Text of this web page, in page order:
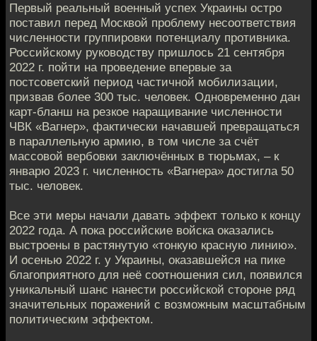
Первый реальный военный успех Украины остро
поставил перед Москвой проблему несоответствия
численности группировки потенциалу противника.
Российскому руководству пришлось 21 сентября
2022 г. пойти на проведение впервые за
постсоветский период частичной мобилизации,
призвав более 300 тыс. человек. Одновременно дан
карт-бланш на резкое наращивание численности
ЧВК «Вагнер», фактически начавшей превращаться
в параллельную армию, в том числе за счёт
массовой вербовки заключённых в тюрьмах, – к
январю 2023 г. численность «Вагнера» достигла 50
тыс. человек.
Все эти меры начали давать эффект только к концу
2022 года. А пока российские войска оказались
выстроены в растянутую «тонкую красную линию».
И осенью 2022 г. у Украины, оказавшейся на пике
благоприятного для неё соотношения сил, появился
уникальный шанс нанести российской стороне ряд
значительных поражений с возможным масштабным
политическим эффектом.